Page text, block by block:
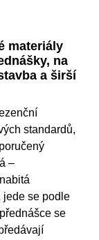
materiály
na
a širší
standardů,
–
jede se podle
se